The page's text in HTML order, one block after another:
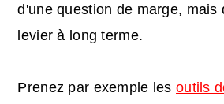
d'une question de marge, mais
levier à long terme.
Prenez par exemple lesoutils